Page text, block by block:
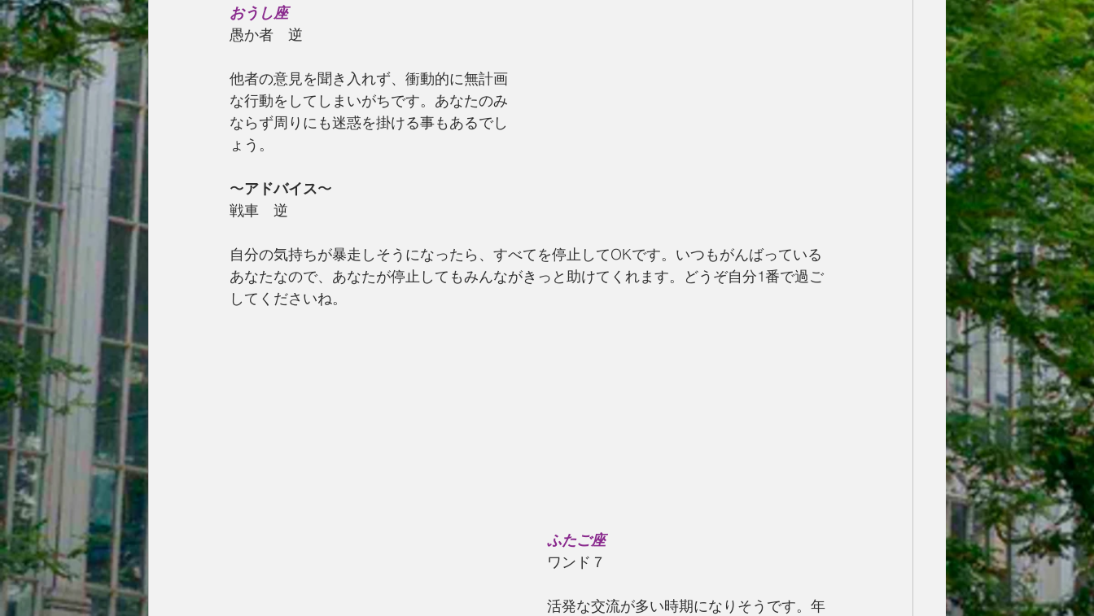
おうし座
愚か者　逆
他者の意見を聞き入れず、衝動的に無計画
な行動をしてしまいがちです。あなたのみ
ならず周りにも迷惑を掛ける事もあるでし
ょう。
〜アドバイス〜
戦車　逆
自分の気持ちが暴走しそうになったら、すべてを停止してOKです。いつもがんばっている
あなたなので、あなたが停止してもみんながきっと助けてくれます。どうぞ自分1番で過ご
してくださいね。
ふたご座
ワンド７
活発な交流が多い時期になりそうです。年